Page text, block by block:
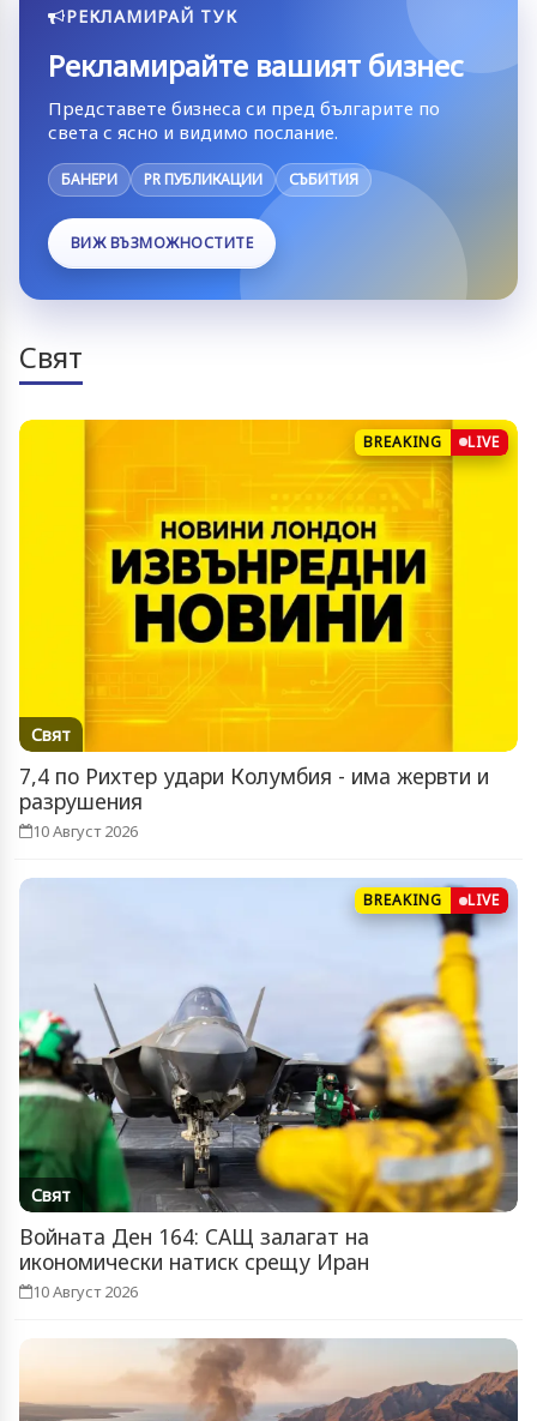
РЕКЛАМИРАЙ ТУК
Рекламирайте вашият бизнес
Представете бизнеса си пред българите по
света с ясно и видимо послание.
БАНЕРИ PR ПУБЛИКАЦИИ СЪБИТИЯ
ВИЖ ВЪЗМОЖНОСТИТЕ
Свят
BREAKING LIVE
Свят
7,4 по Рихтер удари Колумбия - има жервти и
разрушения
10 Август 2026
BREAKING LIVE
Свят
Войната Ден 164: САЩ залагат на
икономически натиск срещу Иран
10 Август 2026